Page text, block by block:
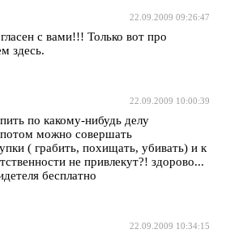
22.09.2009 09:26:47
с вами!!! Только вот про
здесь.
22.09.2009 10:00:39
по какому-нибудь делу
потом можно совершать
( грабить, похищать, убивать) и к
не привлекут?! здорово...
бесплатно
22.09.2009 10:34:15